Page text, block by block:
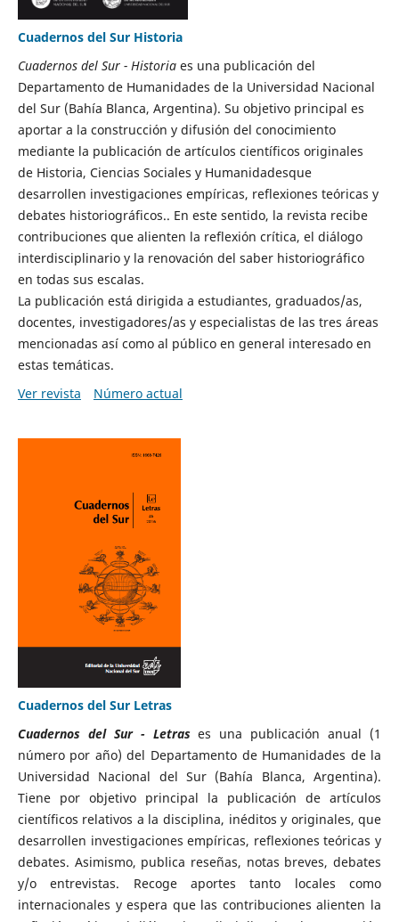
Cuadernos del Sur Historia
Cuadernos del Sur - Historiaes una publicación del
Departamento de Humanidades de la Universidad Nacional
del Sur (Bahía Blanca, Argentina). Su objetivo principal es
aportar a la construcción y difusión del conocimiento
mediante la publicación de artículos científicos originales
de Historia, Ciencias Sociales y Humanidadesque
desarrollen investigaciones empíricas, reflexiones teóricas y
debates historiográficos.. En este sentido, la revista recibe
contribuciones que alienten la reflexión crítica, el diálogo
interdisciplinario y la renovación del saber historiográfico
en todas sus escalas.
La publicación está dirigida a estudiantes, graduados/as,
docentes, investigadores/as y especialistas de las tres áreas
mencionadas así como al público en general interesado en
estas temáticas.
Ver revista
Número actual
Cuadernos del Sur Letras
Cuadernos del Sur - Letrases una publicación anual (1
número por año) del Departamento de Humanidades de la
Universidad Nacional del Sur (Bahía Blanca, Argentina).
Tiene por objetivo principal la publicación de artículos
científicos relativos a la disciplina, inéditos y originales, que
desarrollen investigaciones empíricas, reflexiones teóricas y
debates. Asimismo, publica reseñas, notas breves, debates
y/o entrevistas. Recoge aportes tanto locales como
internacionales y espera que las contribuciones alienten la